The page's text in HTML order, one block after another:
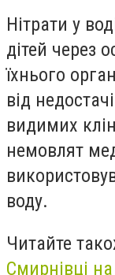
Нітрати у
дітей через
їхнього
від
видимих
немовлят
воду.
Читайте
Смирнівці